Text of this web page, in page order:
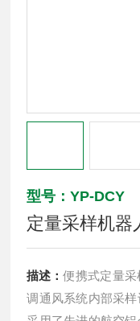
型号：YP-DCY
定量采样机器
描述：便携式定量
调通风系统内部采